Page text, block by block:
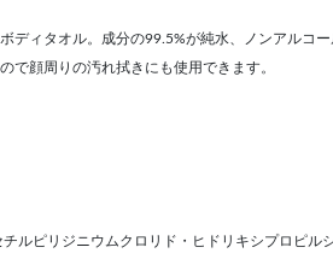
ディタオル。成分の99.5%が純水、ノンアルコ
で顔周りの汚れ拭きにも使用できます。
ルピリジニウムクロリド・ヒドリキシプロピル